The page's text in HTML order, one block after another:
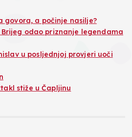
govora, a počinje nasilje?
odao priznanje legendama
u posljednjoj provjeri uoči
stiže u Čapljinu